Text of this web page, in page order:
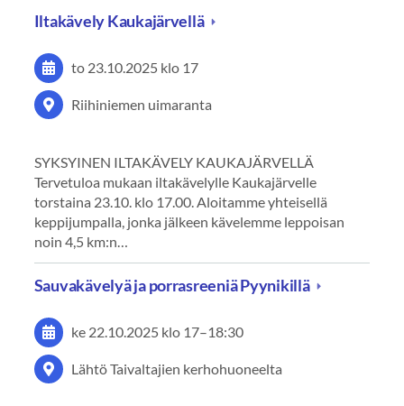
Iltakävely Kaukajärvellä
to 23.10.2025 klo 17
Riihiniemen uimaranta
SYKSYINEN ILTAKÄVELY KAUKAJÄRVELLÄ
Tervetuloa mukaan iltakävelylle Kaukajärvelle
torstaina 23.10. klo 17.00. Aloitamme yhteisellä
keppijumpalla, jonka jälkeen kävelemme leppoisan
noin 4,5 km:n…
Sauvakävelyä ja porrasreeniä Pyynikillä
ke 22.10.2025 klo 17–18:30
Lähtö Taivaltajien kerhohuoneelta